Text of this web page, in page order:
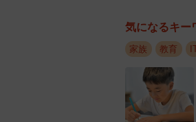
気になるキー
家族 教育